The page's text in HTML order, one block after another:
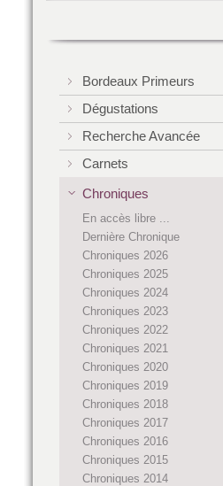
Bordeaux Primeurs
Dégustations
Recherche Avancée
Carnets
Chroniques
En accès libre ...
Dernière Chronique
Chroniques 2026
Chroniques 2025
Chroniques 2024
Chroniques 2023
Chroniques 2022
Chroniques 2021
Chroniques 2020
Chroniques 2019
Chroniques 2018
Chroniques 2017
Chroniques 2016
Chroniques 2015
Chroniques 2014